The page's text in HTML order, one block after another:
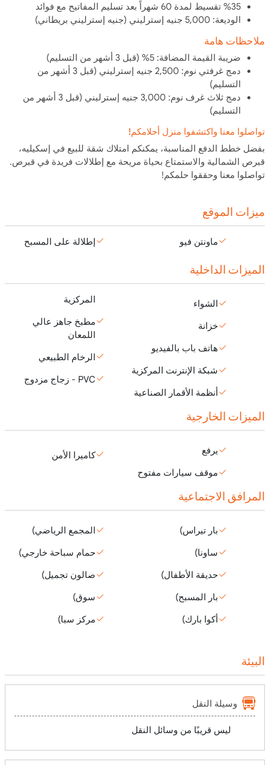
%35 تقسيط لمدة 60 شهراً بعد تسليم المفاتيح مع فوائد
الوديعة: 5,000 جنيه إسترليني (جنيه إسترليني بريطاني)
ملاحظات هامة
ضريبة القيمة المضافة: 5% (قبل 3 أشهر من التسليم)
دمج غرفتي نوم: 2,500 جنيه إسترليني (قبل 3 أشهر من
التسليم)
دمج ثلاث غرف نوم: 3,000 جنيه إسترليني (قبل 3 أشهر من
التسليم)
تواصلوا معنا واكتشفوا منزل أحلامكم!
بفضل خطط الدفع المناسبة، يمكنكم امتلاك شقة للبيع في إسكيليه،
قبرص الشماليةوالاستمتاع بحياة مريحة مع إطلالات فريدة في قبرص.
تواصلوا معنا وحققوا حلمكم!
ميزات الموقع
ماونتن فيو إطلالة على المسبح
الميزات الداخلية
الشواء
خزانة
هاتف باب بالفيديو
شبكة الإنترنت المركزية
أنظمة الأقمار الصناعية
المركزية
مطبخ جاهز عالي
اللمعان
الرخام الطبيعي
PVC - زجاج مزدوج
الميزات الخارجية
يرفع
موقف سيارات مفتوح
كاميرا الأمن
المرافق الاجتماعية
بار تيراس)
ساونا)
حديقة الأطفال)
بار المسبح)
أكوا بارك)
المجمع الرياضي)
حمام سباحة خارجي)
صالون تجميل)
سوق)
مركز سبا)
البيئة
وسيلة النقل
ليس قريبًا من وسائل النقل